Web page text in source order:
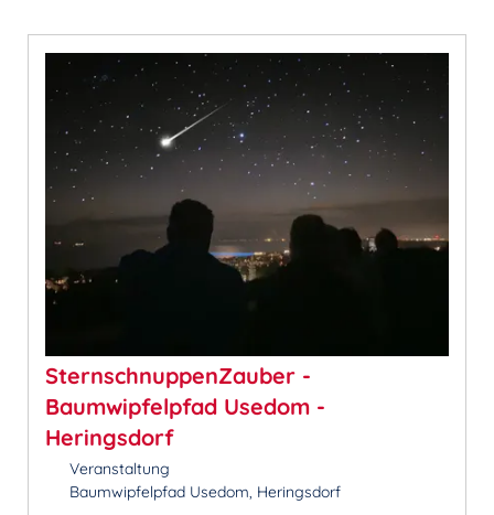
SternschnuppenZauber -
Baumwipfelpfad Usedom -
Heringsdorf
Veranstaltung
Baumwipfelpfad Usedom, Heringsdorf